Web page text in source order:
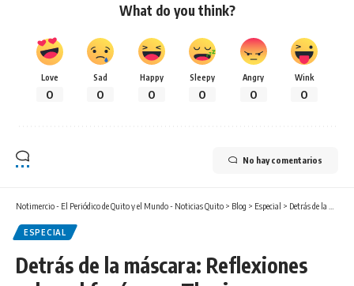
What do you think?
Love
0
Sad
0
Happy
0
Sleepy
0
Angry
0
Wink
0
No hay comentarios
Notimercio - El Periódico de Quito y el Mundo - Noticias Quito > Blog > Especial > Detrás de la máscara: Reflexiones sobre el fenómeno Therian
ESPECIAL
Detrás de la máscara: Reflexiones